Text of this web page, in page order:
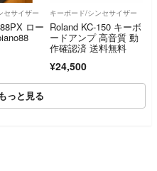
セサイザー
ロー
キーボード/シンセサイザー
Roland KC-150 キーボ
ードアンプ 高音質 動
作確認済 送料無料
¥24,500
っと見る